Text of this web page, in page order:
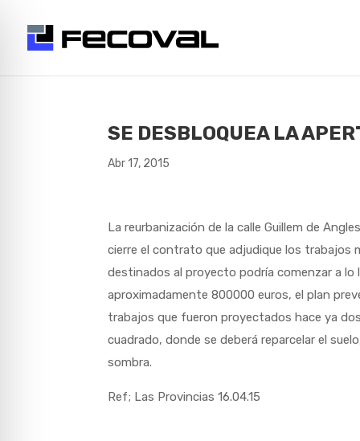
SE DESBLOQUEA LA
Abr 17, 2015
La reurbanización de la calle Guillem de
cierre el contrato que adjudique los trabajos
destinados al proyecto podría comenzar a lo
aproximadamente 800000 euros, el plan
trabajos que fueron proyectados hace ya
cuadrado, donde se deberá reparcelar el
sombra.
Ref; Las Provincias 16.04.15